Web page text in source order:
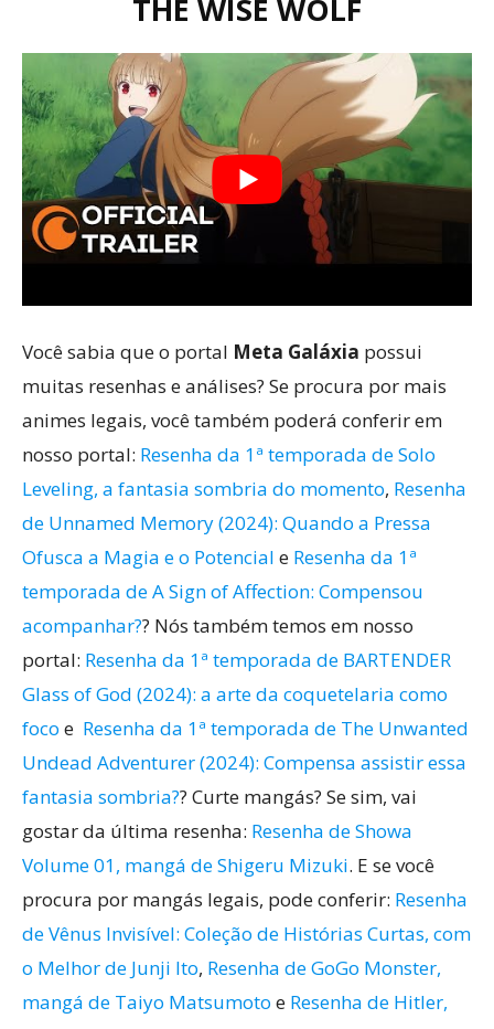
THE WISE WOLF
Você sabia que o portal Meta Galáxia possui
muitas resenhas e análises? Se procura por mais
animes legais, você também poderá conferir em
nosso portal: Resenha da 1ª temporada de Solo
Leveling, a fantasia sombria do momento, Resenha
de Unnamed Memory (2024): Quando a Pressa
Ofusca a Magia e o Potencial e Resenha da 1ª
temporada de A Sign of Affection: Compensou
acompanhar?? Nós também temos em nosso
portal: Resenha da 1ª temporada de BARTENDER
Glass of God (2024): a arte da coquetelaria como
foco e Resenha da 1ª temporada de The Unwanted
Undead Adventurer (2024): Compensa assistir essa
fantasia sombria?? Curte mangás? Se sim, vai
gostar da última resenha: Resenha de Showa
Volume 01, mangá de Shigeru Mizuki. E se você
procura por mangás legais, pode conferir: Resenha
de Vênus Invisível: Coleção de Histórias Curtas, com
o Melhor de Junji Ito, Resenha de GoGo Monster,
mangá de Taiyo Matsumoto e Resenha de Hitler,